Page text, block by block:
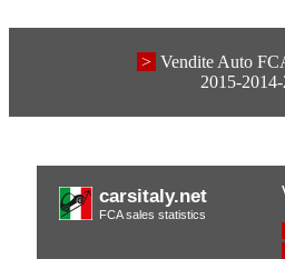
> Vendite Auto
2015-